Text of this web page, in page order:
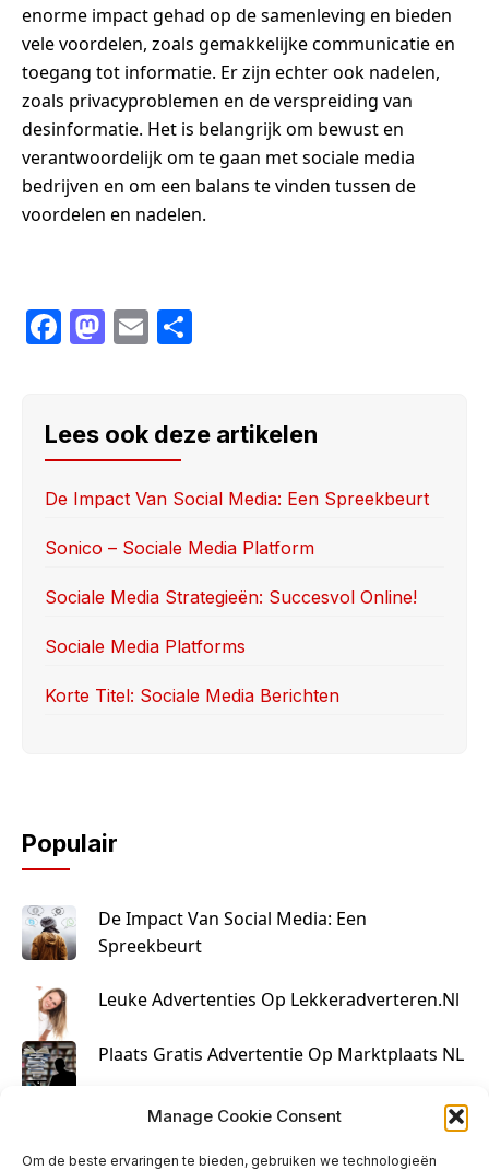
Manage Cookie Consent
Om de beste ervaringen te bieden, gebruiken we technologieën
enorme impact gehad op de samenleving en bieden
vele voordelen, zoals gemakkelijke communicatie en
toegang tot informatie. Er zijn echter ook nadelen,
zoals privacyproblemen en de verspreiding van
desinformatie. Het is belangrijk om bewust en
verantwoordelijk om te gaan met sociale media
bedrijven en om een balans te vinden tussen de
voordelen en nadelen.
F
e
b
o
o
M
o
d
o
n
E
e
Lees ook deze artikelen
De Impact Van Social Media: Een Spreekbeurt
Sonico – Sociale Media Platform
Sociale Media Strategieën: Succesvol Online!
Sociale Media Platforms
Korte Titel: Sociale Media Berichten
Populair
De Impact Van Social Media: Een
Spreekbeurt
Leuke Advertenties Op Lekkeradverteren.nl
Plaats Gratis Advertentie Op Marktplaats NL
Kruisbestuiving Voor Succesvolle Marketing